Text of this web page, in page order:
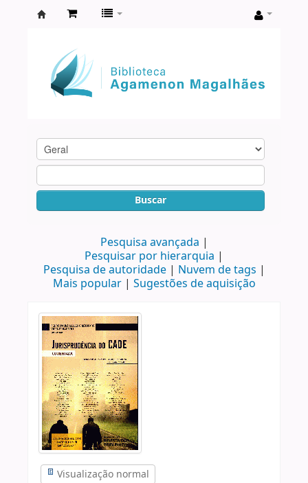
Agamenon
Magalhães
Buscar
Pesquisa avançada
Pesquisar por hierarquia
Pesquisa de autoridade
Nuvem de tags
Mais popular
Sugestões de aquisição
Visualização normal